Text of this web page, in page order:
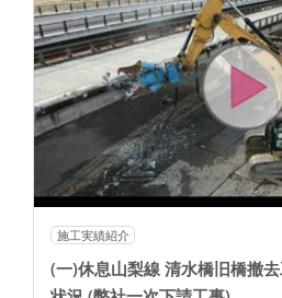
施工実績紹介
(一)休息山梨線 清水橋旧橋撤